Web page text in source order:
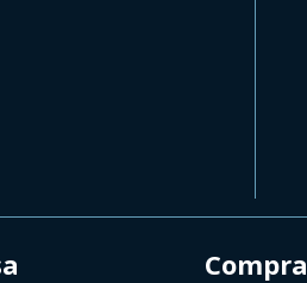
Compra